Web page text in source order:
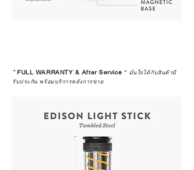
*FULL WARRANTY & After Service * มั่นใจได้กับสินค้ามี
รับประกัน พร้อมบริการหลังการขาย